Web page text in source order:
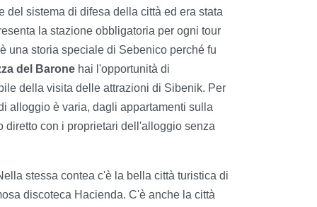
del sistema di difesa della città ed era stata
la stazione obbligatoria per ogni tour
una storia speciale di Sebenico perché fu
del Barone hai l'opportunità di
della visita delle attrazioni di Sibenik. Per
alloggio è varia, dagli appartamenti sulla
diretto con i proprietari dell'alloggio senza
stessa contea c'è la bella città turistica di
discoteca Hacienda. C'è anche la città